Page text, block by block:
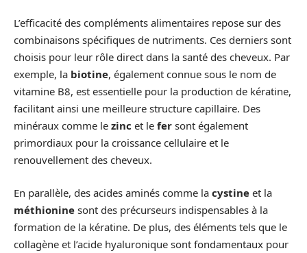
L’efficacité des compléments alimentaires repose sur des
combinaisons spécifiques de nutriments. Ces derniers sont
choisis pour leur rôle direct dans la santé des cheveux. Par
exemple, la biotine, également connue sous le nom de
vitamine B8, est essentielle pour la production de kératine,
facilitant ainsi une meilleure structure capillaire. Des
minéraux comme le zinc et le fer sont également
primordiaux pour la croissance cellulaire et le
renouvellement des cheveux.
En parallèle, des acides aminés comme la cystine et la
méthionine sont des précurseurs indispensables à la
formation de la kératine. De plus, des éléments tels que le
collagène et l’acide hyaluronique sont fondamentaux pour